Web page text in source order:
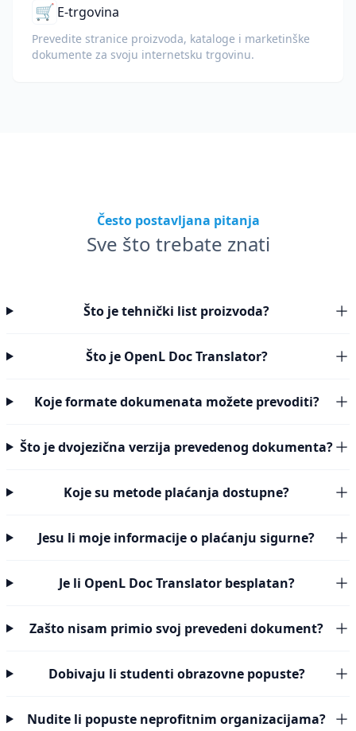
🛒 E-trgovina
Prevedite stranice proizvoda, kataloge i marketinške
dokumente za svoju internetsku trgovinu.
Često postavljana pitanja
Sve što trebate znati
Što je tehnički list proizvoda?
Što je OpenL Doc Translator?
Koje formate dokumenata možete prevoditi?
Što je dvojezična verzija prevedenog dokumenta?
Koje su metode plaćanja dostupne?
Jesu li moje informacije o plaćanju sigurne?
Je li OpenL Doc Translator besplatan?
Zašto nisam primio svoj prevedeni dokument?
Dobivaju li studenti obrazovne popuste?
Nudite li popuste neprofitnim organizacijama?